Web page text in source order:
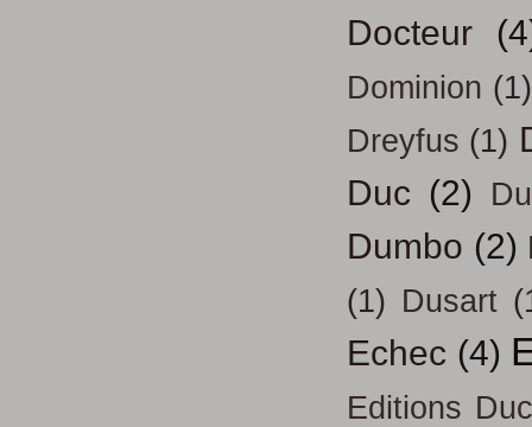
Docteur
Dominion (1)
Dreyfus (1)
Duc (2)
Dumbo (2)
(1) Dusart
Echec (4)
Editions